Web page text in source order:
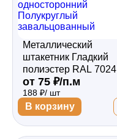
Металлический
штакетник Гладкий
полиэстер RAL 7024
(Мокрый асфальт)
2500*105*0,45
односторонний
Полукруглый
от 75 ₽/п.м
188 ₽/ шт
В корзину